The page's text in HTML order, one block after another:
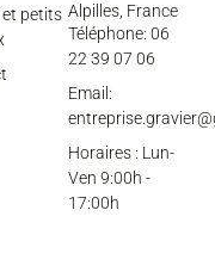
petits Alpilles, France
Téléphone: 06
22 39 07 06
Email:
Horaires : Lun-
Ven 9:00h -
17:00h